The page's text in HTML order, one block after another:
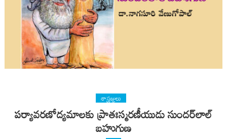
శాస్త్రజ్ఞులు
పర్యావరణోద్యమాలకు ప్రాతఃస్మరణీయుడు సుందర్​లాల్
బహుగుణ